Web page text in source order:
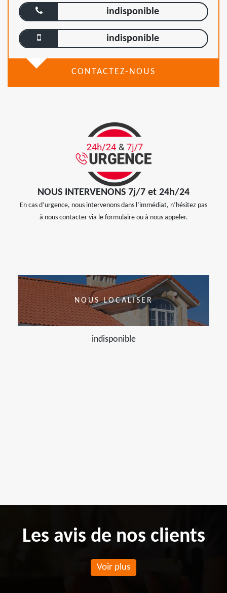
indisponible
indisponible
CONTACTEZ-NOUS
NOUS INTERVENONS 7j/7 et 24h/24
En cas d’urgence, nous intervenons dans l’immédiat, n’hésitez pas
à nous contacter via le formulaire ou à nous appeler.
NOUS LOCALISER
indisponible
Les avis de nos clients
Voir plus